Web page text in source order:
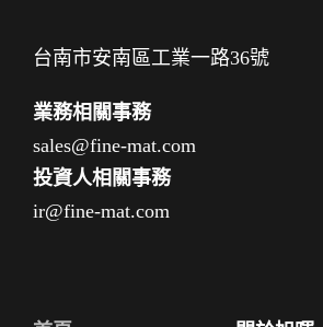
台南市安南區工業一路36號
業務相關事務
sales@fine-mat.com
投資人相關事務
ir@fine-mat.com